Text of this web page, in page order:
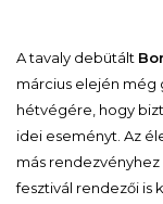
A tavaly debütált
március elején még
hétvégére, hogy
idei eseményt. Az
más
fesztivál rendezői is